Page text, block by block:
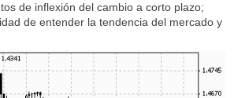
de inflexión del cambio a corto plazo;
de entender la tendencia del mercado y